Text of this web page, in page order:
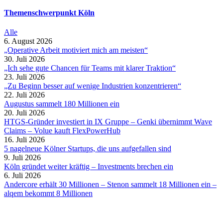
Themenschwerpunkt Köln
Alle
6. August 2026
„Operative Arbeit motiviert mich am meisten“
30. Juli 2026
„Ich sehe gute Chancen für Teams mit klarer Traktion“
23. Juli 2026
„Zu Beginn besser auf wenige Industrien konzentrieren“
22. Juli 2026
Augustus sammelt 180 Millionen ein
20. Juli 2026
HTGS-Gründer investiert in IX Gruppe – Genki übernimmt Wave
Claims – Volue kauft FlexPowerHub
16. Juli 2026
5 nagelneue Kölner Startups, die uns aufgefallen sind
9. Juli 2026
Köln gründet weiter kräftig – Investments brechen ein
6. Juli 2026
Andercore erhält 30 Millionen – Stenon sammelt 18 Millionen ein –
alqem bekommt 8 Millionen